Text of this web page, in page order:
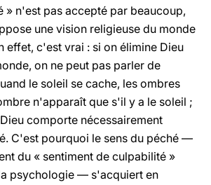
» n'est pas accepté par beaucoup,
une vision religieuse du monde
effet, c'est vrai : si on élimine Dieu
on ne peut pas parler de
le soleil se cache, les ombres
n'apparaît que s'il y a le soleil ;
comporte nécessairement
C'est pourquoi le sens du péché —
du « sentiment de culpabilité »
psychologie — s'acquiert en